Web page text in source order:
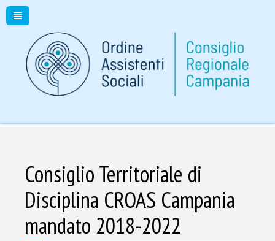
Consiglio Territoriale di
Disciplina CROAS Campania
mandato 2018-2022